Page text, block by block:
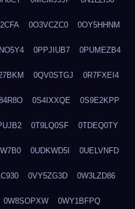
0O3VCZC0 0OY5HHNM
0PPJIUB7 0PUMEZB4
0QV0STGJ 0R7FXEI4
0S4IXXQE 0S9E2KPP
0T9LQ0SF 0TDEQ0TY
0UDKWD5I 0UELVNFD
0VY5ZG3D 0W3LZD86
0W8SOPXW 0WY1BFPQ